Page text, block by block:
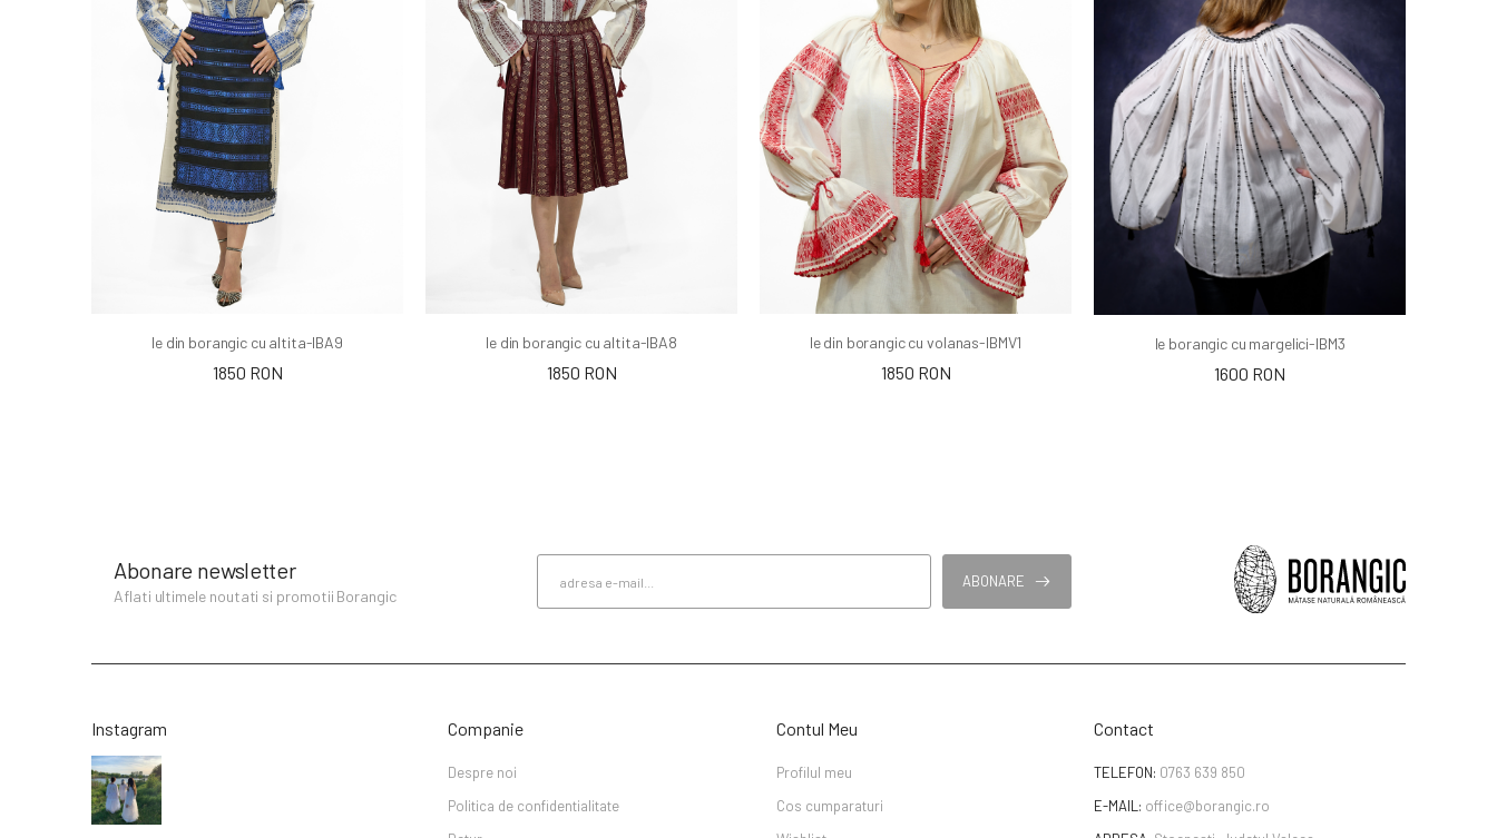
Ie din borangic cu altita-IBA9
1850 RON
Ie din borangic cu altita-IBA8
1850 RON
Ie din borangic cu volanas-IBMV1
1850 RON
Ie borangic cu margelici-IBM3
1600 RON
Abonare newsletter
Aflati ultimele noutati si promotii Borangic
ABONARE
Instagram Companie
Despre noi
Politica de confidentialitate
Contul Meu
Profilul meu
Cos cumparaturi
Contact
TELEFON: 0763 639 850
E-MAIL: office@borangic.ro